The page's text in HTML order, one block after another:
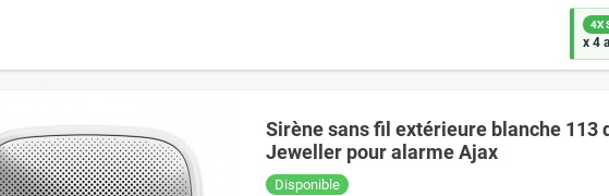
4X
x 4
Sirène sans fil extérieure blanche 113
Jeweller pour alarme Ajax
Disponible